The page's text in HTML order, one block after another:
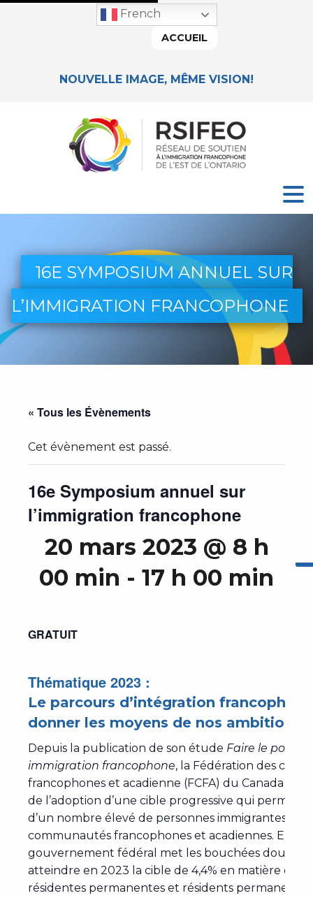
NOUVELLE IMAGE, MÊME VISION!
French
ACCUEIL
16E SYMPOSIUM ANNUEL SUR
L’IMMIGRATION FRANCOPHONE
« Tous les Évènements
Cet évènement est passé.
16e Symposium annuel sur
l’immigration francophone
20 mars 2023 @ 8 h
00 min - 17 h 00 min
GRATUIT
Thématique 2023 :
Le parcours d’intégration
donner les moyens de nos ambitions
Depuis la publication de son étude Faire le point
immigration francophone, la Fédération des
francophones et acadienne (FCFA) du Canada
de l’adoption d’une cible progressive qui
d’un nombre élevé de personnes immigrantes
communautés francophones et acadiennes. En
gouvernement fédéral met les bouchées doubles
atteindre en 2023 la cible de 4,4% en matière
résidentes permanentes et résidents permanents